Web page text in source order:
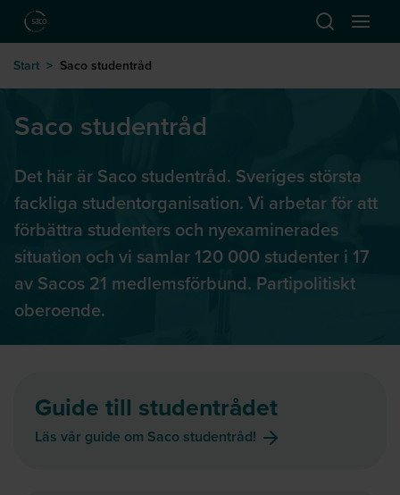
Hoppa till huvudinnehåll Öppna
Start > Saco studentråd
Saco studentråd
Det här är Saco studentråd. Sveriges största
fackliga studentorganisation. Vi arbetar för att
förbättra studenters och nyexaminerades
situation och vi samlar 120 000 studenter i 17
av Sacos 21 medlemsförbund. Partipolitiskt
oberoende.
Guide till studentrådet
Läs vår guide om Saco studentråd!